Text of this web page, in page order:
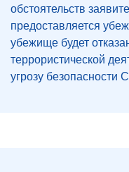
обстоятельств
предоставляется
убежище будет
террористической
угрозу безопасности